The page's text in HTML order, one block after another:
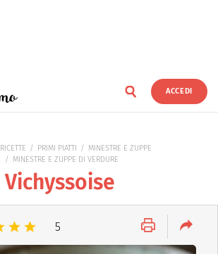
ACCEDI
RICETTE PRIMI PIATTI
MINESTRE E ZUPPE
MINESTRE E ZUPPE DI VERDURE
Vichyssoise
5